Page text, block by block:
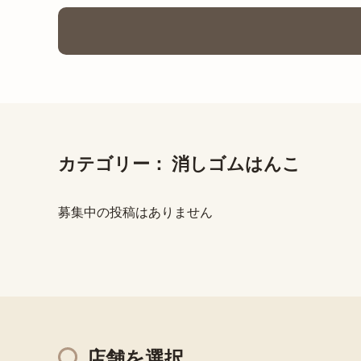
カテゴリー： 消しゴムはんこ
募集中の投稿はありません